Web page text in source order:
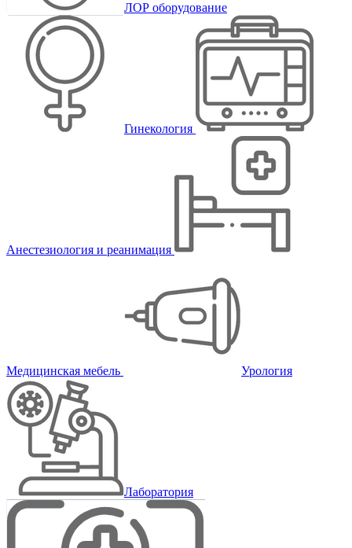
ЛОР оборудование
Гинекология
Анестезиология и реанимация
Медицинская мебель Урология
Лаборатория